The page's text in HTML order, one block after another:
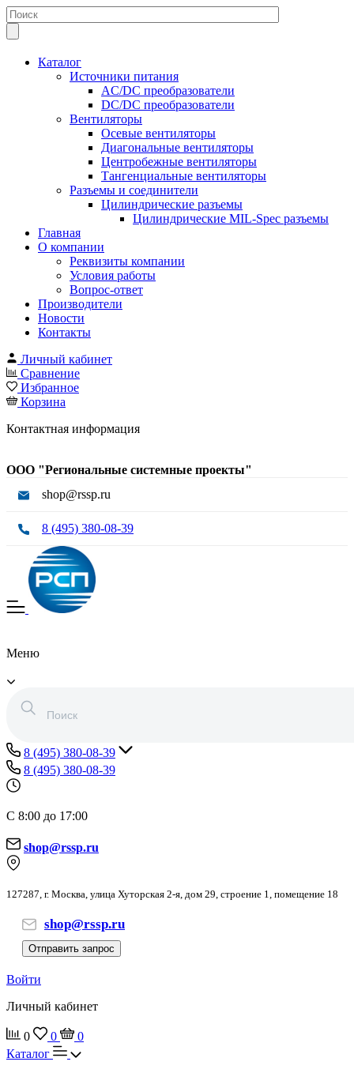
Каталог
Источники питания
AC/DC преобразователи
DC/DC преобразователи
Вентиляторы
Осевые вентиляторы
Диагональные вентиляторы
Центробежные вентиляторы
Тангенциальные вентиляторы
Разъемы и соединители
Цилиндрические разъемы
Цилиндрические MIL-Spec разъемы
Главная
О компании
Реквизиты компании
Условия работы
Вопрос-ответ
Производители
Новости
Контакты
Личный кабинет
Сравнение
Избранное
Корзина
Контактная информация
ООО "Региональные системные проекты"
shop@rssp.ru
8 (495) 380-08-39
Меню
8 (495) 380-08-39
8 (495) 380-08-39
С 8:00 до 17:00
shop@rssp.ru
127287, г. Москва, улица Хуторская 2-я, дом 29, строение 1, помещение 18
shop@rssp.ru
Отправить запрос
Войти
Личный кабинет
0 0
0
Каталог